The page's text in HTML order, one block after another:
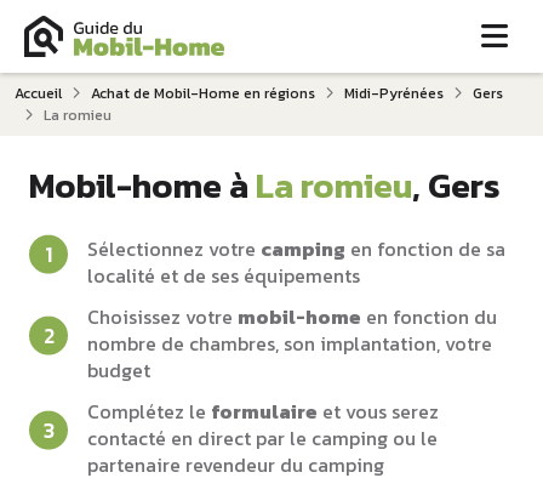
Accueil Achat de Mobil-Home en régions Midi-Pyrénées
Gers
La romieu
Mobil-home àLa romieu, Gers
Sélectionnez votre camping en fonction de sa
localité et de ses équipements
Choisissez votre mobil-home en fonction du
nombre de chambres, son implantation, votre
budget
Complétez le formulaire et vous serez
contacté en direct par le camping ou le
partenaire revendeur du camping